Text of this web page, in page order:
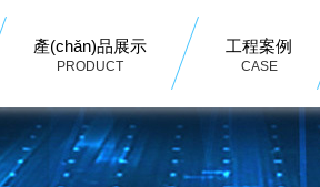
產(chǎn)品展示
PRODUCT
工程案例
CASE